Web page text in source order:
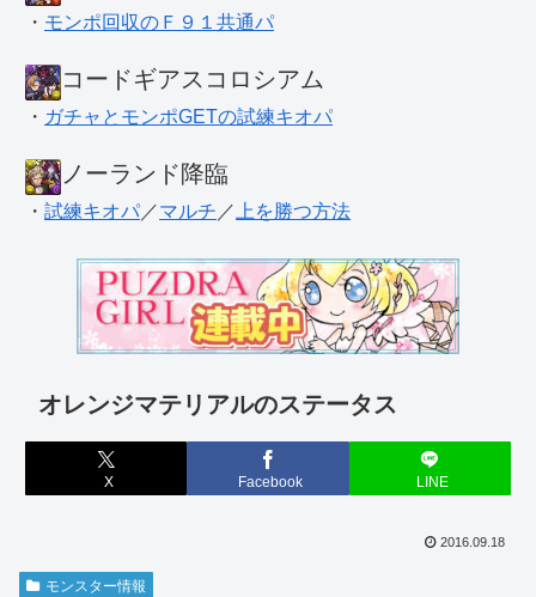
・ モンポ回収のＦ９１共通パ
コードギアスコロシアム
・ ガチャとモンポGETの試練キオパ
ノーランド降臨
・ 試練キオパ ／マルチ ／ 上を勝つ方法
オレンジマテリアルのステータス
X Facebook LINE
2016.09.18
モンスター情報